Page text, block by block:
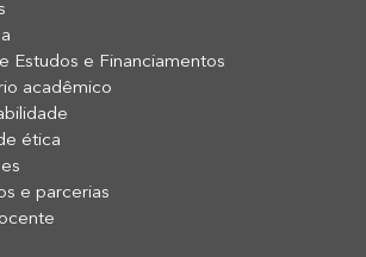
Estudos e Financiamentos
acadêmico
ética
e parcerias